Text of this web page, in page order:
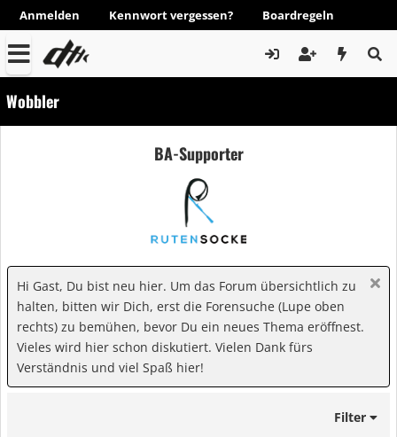
Anmelden Kennwort vergessen? Boardregeln
Wobbler
BA-Supporter
Hi Gast, Du bist neu hier. Um das Forum übersichtlich zu
halten, bitten wir Dich, erst die Forensuche (Lupe oben
rechts) zu bemühen, bevor Du ein neues Thema eröffnest.
Vieles wird hier schon diskutiert. Vielen Dank fürs
Verständnis und viel Spaß hier!
Filter